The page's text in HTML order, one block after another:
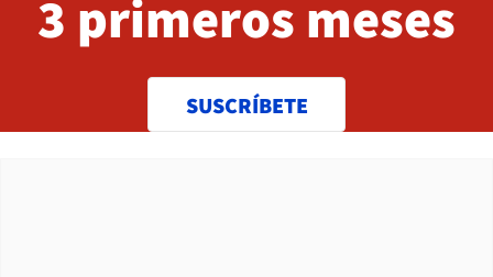
3 primeros meses
SUSCRÍBETE